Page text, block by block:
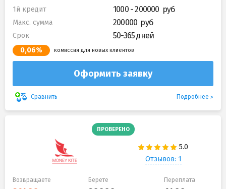
1й кредит 1000 - 200000
Макс. сумма 200000
Срок 50-365 дней
0,06% комиссия для новых клиентов
Оформить заявку
Сравнить Подробнее
ПРОВЕРЕНО
Отзывов: 1
Возвращаете Берете Переплата